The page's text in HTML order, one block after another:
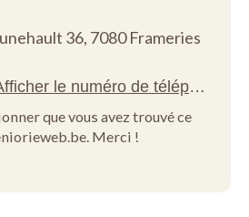
36, 7080 Frameries
que vous avez trouvé ce
Merci !